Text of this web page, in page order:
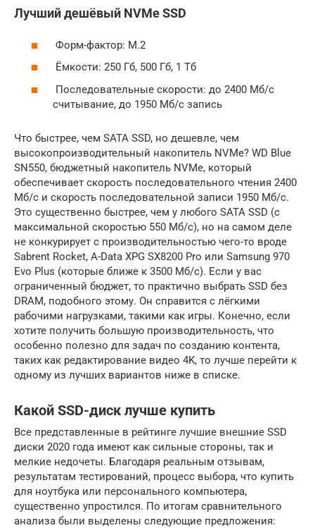
Лучший дешёвый NVMe SSD
Форм-фактор: M.2
Ёмкости: 250 Гб, 500 Гб, 1 Тб
Последовательные скорости: до 2400 Мб/с
считывание, до 1950 Мб/с запись
Что быстрее, чем SATA SSD, но дешевле, чем
высокопроизводительный накопитель NVMe? WD Blue
SN550, бюджетный накопитель NVMe, который
обеспечивает скорость последовательного чтения 2400
Мб/с и скорость последовательной записи 1950 Мб/с.
Это существенно быстрее, чем у любого SATA SSD (с
максимальной скоростью 550 Мб/с), но на самом деле
не конкурирует с производительностью чего-то вроде
Sabrent Rocket, A-Data XPG SX8200 Pro или Samsung 970
Evo Plus (которые ближе к 3500 Мб/с). Если у вас
ограниченный бюджет, то практично выбрать SSD без
DRAM, подобного этому. Он справится с лёгкими
рабочими нагрузками, такими как игры. Конечно, если
хотите получить большую производительность, что
особенно полезно для задач по созданию контента,
таких как редактирование видео 4K, то лучше перейти к
одному из лучших вариантов ниже в списке.
Какой SSD-диск лучше купить
Все представленные в рейтинге лучшие внешние SSD
диски 2020 года имеют как сильные стороны, так и
мелкие недочеты. Благодаря реальным отзывам,
результатам тестирований, процесс выбора, что купить
для ноутбука или персонального компьютера,
существенно упростился. По итогам сравнительного
анализа были выделены следующие предложения: